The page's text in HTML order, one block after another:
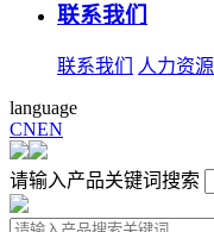
联系我们
联系我们 人力资源
language
CNEN
请输入产品关键词搜索